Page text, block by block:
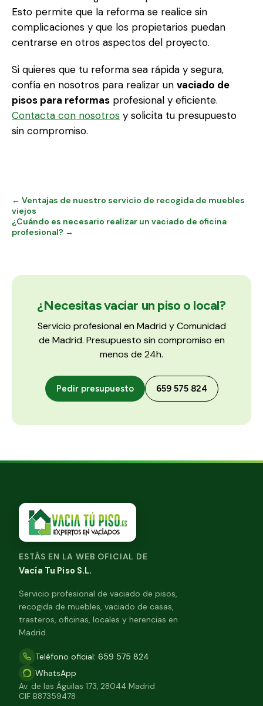
Esto permite que la reforma se realice sin
complicaciones y que los propietarios puedan
centrarse en otros aspectos del proyecto.
Si quieres que tu reforma sea rápida y segura,
confía en nosotros para realizar un vaciado de
pisos para reformas profesional y eficiente.
Contacta con nosotros y solicita tu presupuesto
sin compromiso.
← Ventajas de nuestro servicio de recogida de muebles
viejos
¿Cuándo es necesario realizar un vaciado de oficina
profesional? →
¿Necesitas vaciar un piso o local?
Servicio profesional en Madrid y Comunidad
de Madrid. Presupuesto sin compromiso en
menos de 24h.
Pedir presupuesto 659 575 824
ESTÁS EN LA WEB OFICIAL DE
Vacía Tu Piso S.L.
Servicio profesional de vaciado de pisos,
recogida de muebles, vaciado de casas,
trasteros, oficinas, locales y herencias en
Madrid.
Teléfono oficial: 659 575 824
WhatsApp
Av. de las Águilas 173, 28044 Madrid
CIF B87359478